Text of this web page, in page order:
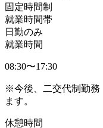
固定時間制
就業時間帯
日勤のみ
就業時間
08:30〜17:30
※今後、二交代制勤務
ます。
休憩時間